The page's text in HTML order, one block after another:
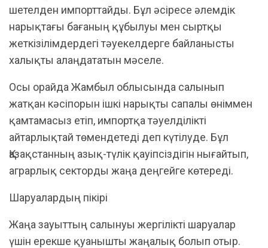
шетелден импорттайды. Бұл әсіресе әлемдік
нарықтағы бағаның құбылуы мен сыртқы
жеткізілімдердегі тәуекелдерге байланысты
халықты алаңдататын мәселе.
Осы орайда Жамбыл облысында салынып
жатқан кәсіпорын ішкі нарықты сапалы өніммен
қамтамасыз етіп, импортқа тәуелділікті
айтарлықтай төмендетеді деп күтілуде. Бұл
Қазақстанның азық-түлік қауіпсіздігін нығайтып,
аграрлық секторды жаңа деңгейге көтереді.
Шаруалардың пікірі
Жаңа зауыттың салынуы жергілікті шаруалар
үшін ерекше қуанышты жаңалық болып отыр.